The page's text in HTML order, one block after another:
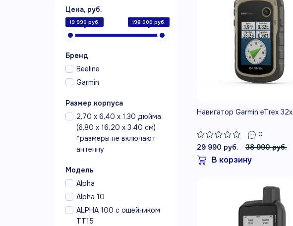
Цена, руб.
19 990 руб. 198 000 руб.
Бренд
Beeline
Garmin
Размер корпуса
2,70 x 6,40 x 1,30 дюйма
(6,80 x 16,20 x 3,40 см)
*размеры не включают
антенну
Модель
Alpha
Alpha 10
ALPHA 100 с ошейником
ТT15
Навигатор Garmin eTrex 32x
0
29 990 руб. 38 990 руб.
В корзину